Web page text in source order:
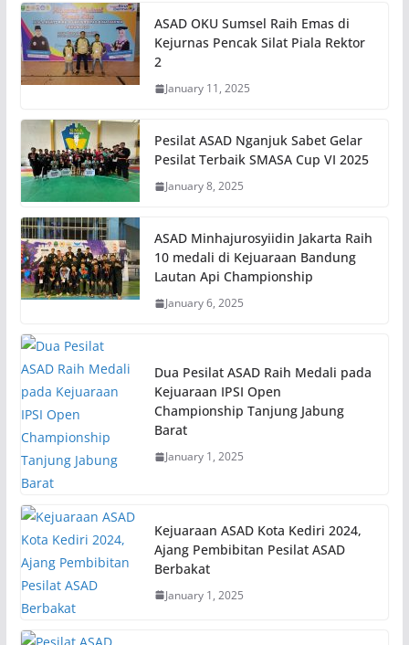
ASAD OKU Sumsel Raih Emas di
Kejurnas Pencak Silat Piala Rektor
2
January 11, 2025
Pesilat ASAD Nganjuk Sabet Gelar
Pesilat Terbaik SMASA Cup VI 2025
January 8, 2025
ASAD Minhajurosyiidin Jakarta Raih
10 medali di Kejuaraan Bandung
Lautan Api Championship
January 6, 2025
Dua Pesilat ASAD Raih Medali pada
Kejuaraan IPSI Open
Championship Tanjung Jabung
Barat
January 1, 2025
Kejuaraan ASAD Kota Kediri 2024,
Ajang Pembibitan Pesilat ASAD
Berbakat
January 1, 2025